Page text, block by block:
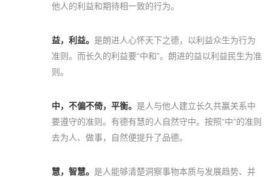
他人的利益和期待相一致的行为。
益，利益。 是朗进人心怀天下之德，以利益众生为行为
准则。而长久的利益要“中和”。朗进的益以利益民生为准
则。
中，不偏不倚，平衡。 是人与他人建立长久共赢关系中
要遵守的准则。有德有慧的人自然守中。按照“中”的准则
去为人、做事，自然便提升了品德。
慧，智慧。 是人能够清楚洞察事物本质与发展趋势、并